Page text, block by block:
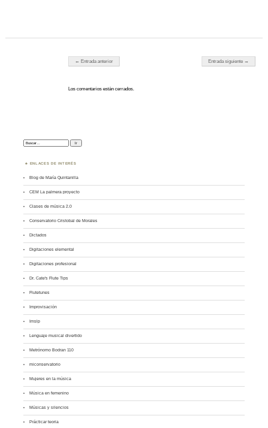
Navegador de artículos
← Entrada anterior Entrada siguiente →
Los comentarios están cerrados.
Buscar:
ENLACES DE INTERÉS
Blog de María Quintanilla
CEM La palmera proyecto
Clases de música 2.0
Conservatorio Cristobal de Morales
Dictados
Digitaciones elemental
Digitaciones profesional
Dr. Cate's Flute Tips
Flutetunes
Improvisación
Imslp
Lenguaje musical divertido
Metrónomo Bodran 110
miconservatorio
Mujeres en la música
Música en femenino
Músicas y silencios
Prácticar teoria